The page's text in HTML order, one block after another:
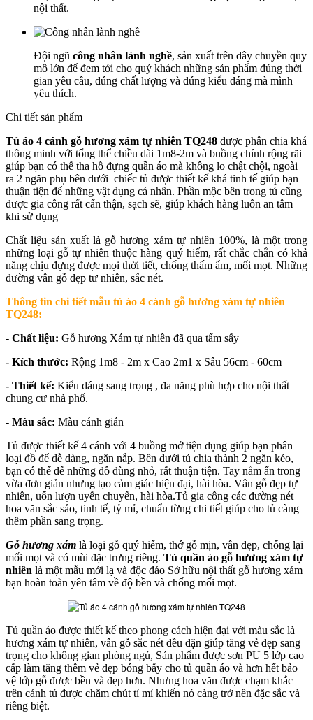
nội thất.
Đội ngũ công nhân lành nghề, sản xuất trên dây chuyền quy
mô lớn để đem tới cho quý khách những sản phẩm đúng thời
gian yêu câu, đúng chất lượng và đúng kiểu dáng mà mình
yêu thích.
Chi tiết sản phẩm
Tủ áo 4 cánh gỗ hương xám tự nhiên TQ248 được phân chia khá
thông minh với tổng thể chiều dài 1m8-2m và buồng chính rộng rãi
giúp bạn có thể tha hồ đựng quần áo mà không lo chật chội, ngoài
ra 2 ngăn phụ bên dưới chiếc tủ được thiết kế khá tinh tế giúp bạn
thuận tiện để những vật dụng cá nhân. Phần mộc bên trong tủ cũng
được gia công rất cẩn thận, sạch sẽ, giúp khách hàng luôn an tâm
khi sử dụng
Chất liệu sản xuất là gỗ hương xám tự nhiên 100%, là một trong
những loại gỗ tự nhiên thuộc hàng quý hiếm, rất chắc chắn có khả
năng chịu đựng được mọi thời tiết, chống thấm ẩm, mối mọt. Những
đường vân gỗ đẹp tư nhiên, sắc nét.
Thông tin chi tiết mẫu tủ áo 4 cánh gỗ hương xám tự nhiên
TQ248:
- Chất liệu: Gỗ hương Xám tự nhiên đã qua tẩm sấy
- Kích thước: Rộng 1m8 - 2m x Cao 2m1 x Sâu 56cm - 60cm
- Thiết kế: Kiểu dáng sang trọng , đa năng phù hợp cho nội thất
chung cư nhà phố.
- Màu sắc: Màu cánh gián
Tủ được thiết kế 4 cánh với 4 buồng mở tiện dụng giúp bạn phân
loại đồ để dễ dàng, ngăn nắp. Bên dưới tủ chia thành 2 ngăn kéo,
bạn có thể để những đồ dùng nhỏ, rất thuận tiện. Tay nắm ẩn trong
vừa đơn giản nhưng tạo cảm giác hiện đại, hài hòa. Vân gỗ đẹp tự
nhiên, uốn lượn uyển chuyển, hài hòa.Tủ gia công các đường nét
hoa văn sắc sảo, tinh tế, tỷ mỉ, chuẩn từng chi tiết giúp cho tủ càng
thêm phần sang trọng.
Gỗ hương xám là loại gỗ quý hiếm, thớ gỗ mịn, vân đẹp, chống lại
mối mọt và có mùi đặc trưng riêng. Tủ quần áo gỗ hương xám tự
nhiên là một mẫu mới lạ và độc đáo Sở hữu nội thất gỗ hương xám
bạn hoàn toàn yên tâm về độ bền và chống mối mọt.
Tủ quần áo được thiết kế theo phong cách hiện đại với màu sắc là
hương xám tự nhiên, vân gỗ sắc nét đều đặn giúp tăng vẻ đẹp sang
trọng cho không gian phòng ngủ, Sản phẩm được sơn PU 5 lớp cao
cấp làm tăng thêm vẻ đẹp bóng bẩy cho tủ quần áo và hơn hết bảo
vệ lớp gỗ được bền và đẹp hơn. Nhưng hoa văn được chạm khắc
trên cánh tủ được chăm chút tỉ mỉ khiến nó càng trở nên đặc sắc và
riêng biệt.